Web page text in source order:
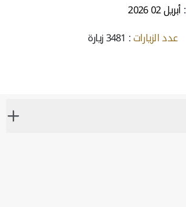
: أبريل 02 2026
عدد الزيارات: 3481 زيارة